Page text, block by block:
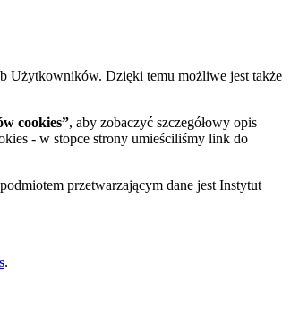
Użytkowników. Dzięki temu możliwe jest także
cookies”, aby zobaczyć szczegółowy opis
- w stopce strony umieściliśmy link do
przetwarzającym dane jest Instytut
.